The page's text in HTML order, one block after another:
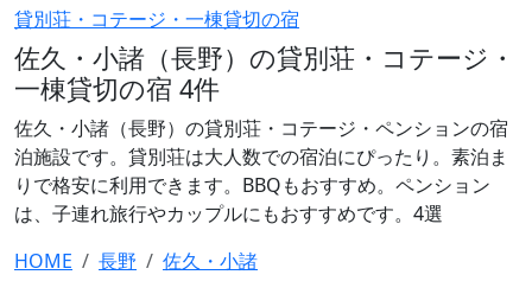
貸別荘・コテージ・一棟貸切の宿
佐久・小諸（長野）の貸別荘・コテージ・
一棟貸切の宿 4件
佐久・小諸（長野）の貸別荘・コテージ・ペンションの宿
泊施設です。貸別荘は大人数での宿泊にぴったり。素泊ま
りで格安に利用できます。BBQもおすすめ。ペンション
は、子連れ旅行やカップルにもおすすめです。4選
HOME
長野
佐久・小諸